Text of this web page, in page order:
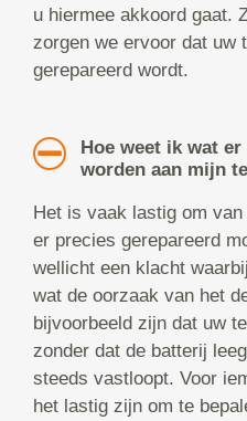
u hiermee akkoord gaat.
zorgen we ervoor dat uw
gerepareerd wordt.
Hoe weet ik wat
worden aan mijn
Het is vaak lastig om
er precies gerepareerd
wellicht een klacht
wat de oorzaak van het
bijvoorbeeld zijn dat uw
zonder dat de batterij
steeds vastloopt. Voor
het lastig zijn om te